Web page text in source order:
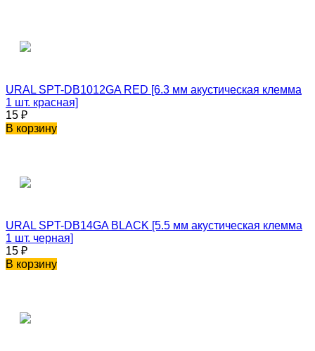
URAL SPT-DB1012GA RED [6.3 мм акустическая клемма
1 шт. красная]
15 ₽
В корзину
URAL SPT-DB14GA BLACK [5.5 мм акустическая клемма
1 шт. черная]
15 ₽
В корзину